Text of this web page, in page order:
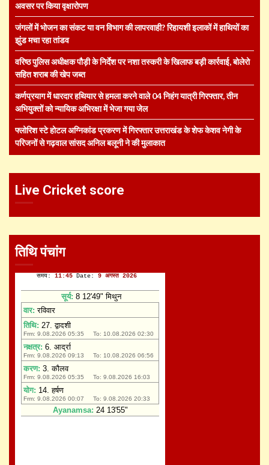
अवसर पर किया वृक्षारोपण
जंगलों में भोजन का संकट या वन विभाग की लापरवाही? रिहायशी इलाकों में हाथियों का
झुंड मचा रहा तांडव
वरिष्ठ पुलिस अधीक्षक पौड़ी के निर्देश पर नशा तस्करी के खिलाफ बड़ी कार्रवाई, बोलेरो
सहित शराब की खेप जब्त
कर्णप्रयाग में धारदार हथियार से हमला करने वाले 04 निहंग यात्री गिरफ्तार, तीन
अभियुक्तों को न्यायिक अभिरक्षा में भेजा गया जेल
फ्लोरिश स्टे होटल अग्निकांड प्रकरण में गिरफ्तार उत्तराखंड के शेफ केशव नेगी के
परिजनों से गढ़वाल सांसद अनिल बलूनी ने की मुलाकात
Live Cricket score
तिथि पंचांग